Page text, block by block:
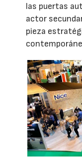
las puertas
actor
pieza